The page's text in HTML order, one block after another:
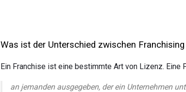
Was ist der Unterschied zwischen
Ein Franchise ist eine bestimmte Art von Lizenz. Eine
an jemanden ausgegeben, der ein Unternehmen